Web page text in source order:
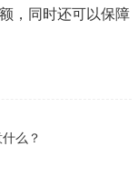
，同时还可以保障
么？